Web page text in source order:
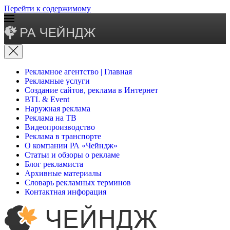
Перейти к содержимому
Рекламное агентство | Главная
Рекламные услуги
Создание сайтов, реклама в Интернет
BTL & Event
Наружная реклама
Реклама на ТВ
Видеопроизводство
Реклама в транспорте
О компании РА «Чейндж»
Статьи и обзоры о рекламе
Блог рекламиста
Архивные материалы
Словарь рекламных терминов
Контактная инфорация